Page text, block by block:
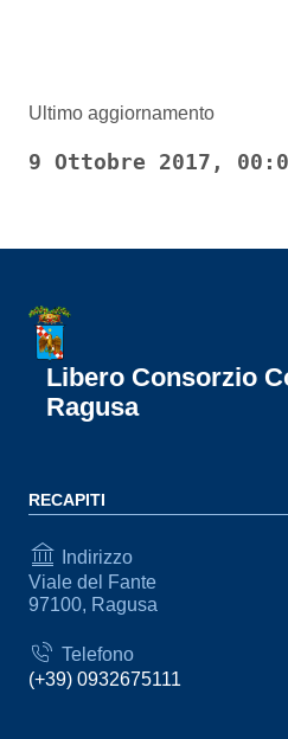
Ultimo aggiornamento
9 Ottobre 2017,
Libero Consorzio
Ragusa
RECAPITI
Indirizzo
Viale del Fante
97100, Ragusa
Telefono
(+39) 0932675111